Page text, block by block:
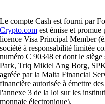
Le compte Cash est fourni par
Crypto.com est émise et
licence Visa Principal Member
société à responsabilité limitée
numéro C 90348 et dont le
Park, Triq Mikiel Ang Borg,
agréée par la Malta Financial
financière autorisée à émettre
l'annexe 3 de la loi sur les
monnaie électronique).